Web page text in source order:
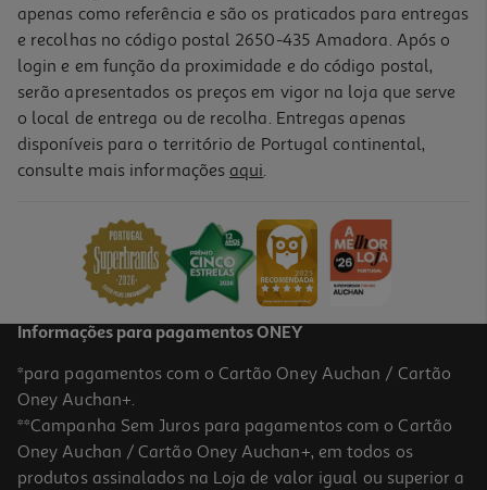
Refeição Bledina Perú E Cenouras 2x200g
apenas como referência e são os praticados para entregas
e recolhas no código postal 2650-435 Amadora. Após o
login e em função da proximidade e do código postal,
serão apresentados os preços em vigor na loja que serve
o local de entrega ou de recolha. Entregas apenas
disponíveis para o território de Portugal continental,
consulte mais informações aqui.
Informações para pagamentos ONEY
*para pagamentos com o Cartão Oney Auchan / Cartão
Oney Auchan+.
**Campanha Sem Juros para pagamentos com o Cartão
Oney Auchan / Cartão Oney Auchan+, em todos os
produtos assinalados na Loja de valor igual ou superior a